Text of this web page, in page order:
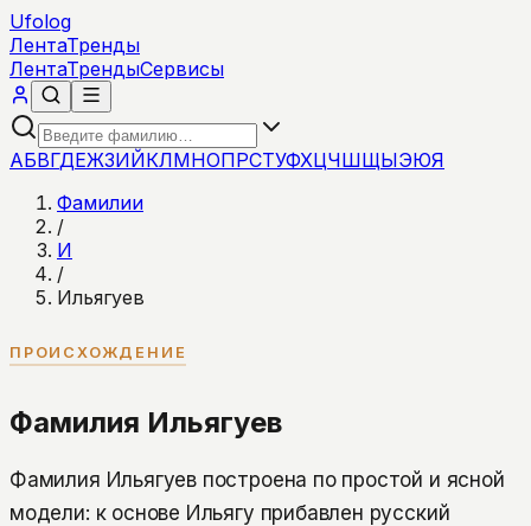
Ufolog
ЛентаТренды
ЛентаТрендыСервисы
АБВГДЕЖЗИЙКЛМНОПРСТУФХЦЧШЩЫЭЮЯ
Фамилии
/
И
/
Ильягуев
ПРОИСХОЖДЕНИЕ
Фамилия Ильягуев
Фамилия Ильягуев построена по простой и ясной
модели: к основе Ильягу прибавлен русский